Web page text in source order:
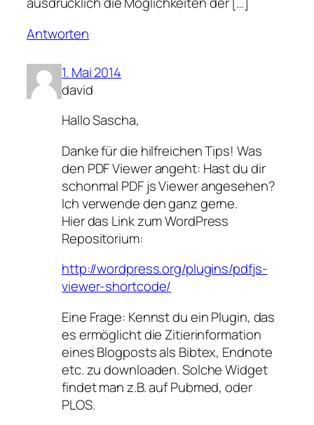
Antworten
1. Mai 2014
david
Hallo Sascha,
Danke für die hilfreichen Tips! Was
den PDF Viewer angeht: Hast du dir
schonmal PDF js Viewer angesehen?
Ich verwende den ganz gerne.
Hier das Link zum WordPress
Repositorium:
http://wordpress.org/plugins/pdfjs-
viewer-shortcode/
Eine Frage: Kennst du ein Plugin, das
es ermöglicht die Zitierinformation
eines Blogposts als Bibtex, Endnote
etc. zu downloaden. Solche Widget
findet man z.B. auf Pubmed, oder
PLOS.